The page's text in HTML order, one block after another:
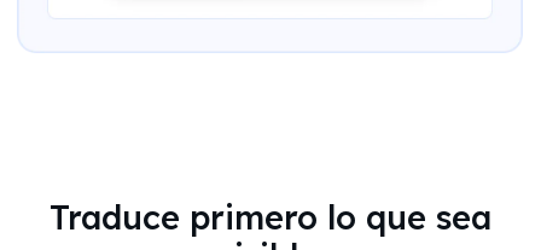
Traduce primero lo que sea